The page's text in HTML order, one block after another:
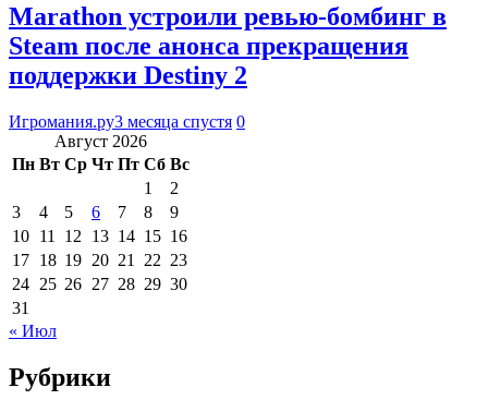
Marathon устроили ревью-бомбинг в
Steam после анонса прекращения
поддержки Destiny 2
Игромания.ру3 месяца спустя 0
Август 2026
Пн Вт Ср Чт Пт Сб Вс
1
2
3
4 5 6 7 8
9
10 11 12 13 14 15 16
17 18 19 20 21 22 23
24 25 26 27 28 29 30
31
« Июл
Рубрики